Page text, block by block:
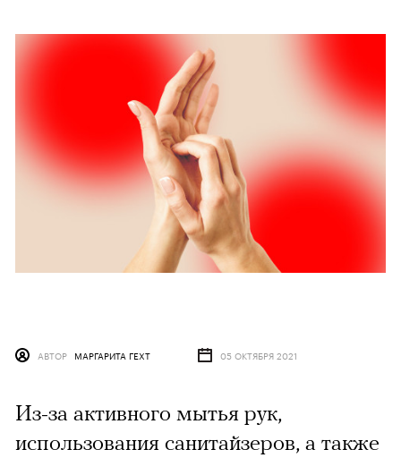
АВТОР МАРГАРИТА ГЕХТ 05 ОКТЯБРЯ 2021
Из-за активного мытья рук,
использования санитайзеров, а также